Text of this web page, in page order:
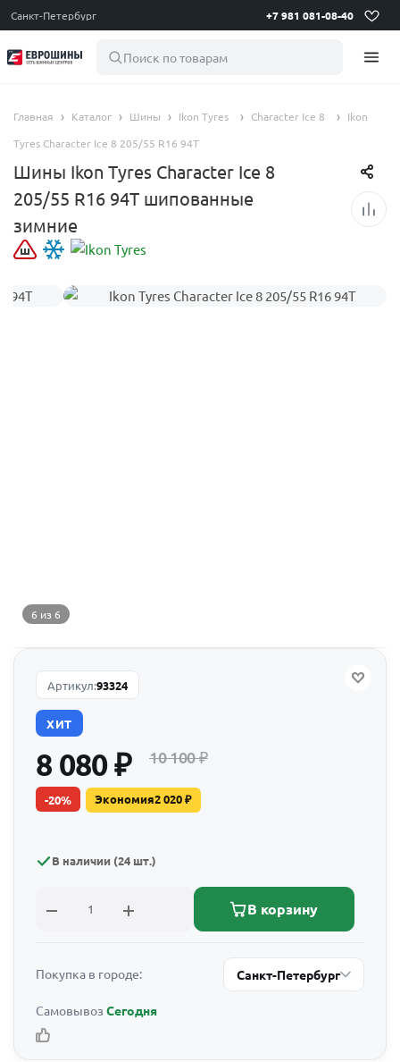
Санкт-Петербург +7 981 081-08-40
Поиск по товарам
Главная Каталог Шины Ikon Tyres Character Ice 8
Ikon
Tyres Character Ice 8 205/55 R16 94T
Шины Ikon Tyres Character Ice 8
205/55 R16 94T шипованные
зимние
6 из 6
Артикул:93324
ХИТ
8 080₽ 10 100₽
-20% Экономия2 020₽
В наличии (24 шт.)
В корзину
Покупка в городе: Санкт-Петербург
Самовывоз Сегодня